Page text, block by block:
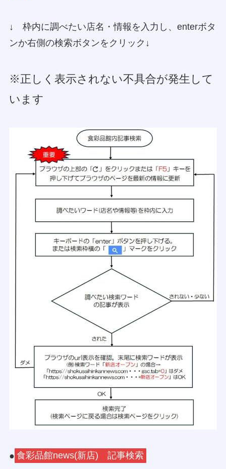
↓ 枠内に調べたい店名・情報を入力し、enterボタ
ンか右側の検索ボタンをクリック↓
※正しく表示されない不具合が発生して
います
● 食彩品館news(新店) 記事検索